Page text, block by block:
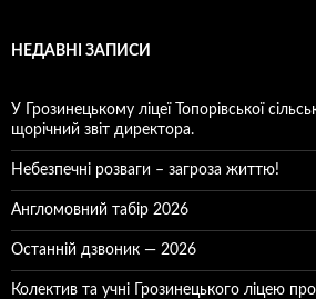
НЕДАВНІ ЗАПИСИ
У Грозинецькому ліцеї Топорівської
щорічний звіт директора.
Небезпечні розваги – загроза життю!
Англомовний табір 2026
Останній дзвоник — 2026
Колектив та учні Грозинецького ліцею